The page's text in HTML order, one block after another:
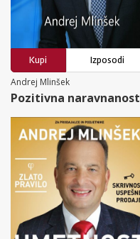
Kupi
Izposodi
Andrej Mlinšek
Pozitivna naravnanost